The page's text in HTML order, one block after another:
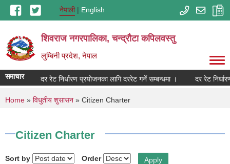
Skip to main contentनेपाली English
शिवराज नगरपालिका, चन्द्राैटा कपिलवस्तु
लुम्बिनी प्रदेश, नेपाल
समाचार
। दर रेट निर्धारण प्रयोजनका लागि दररेट गर्ने सम्बन्धमा । दर रेट
You are here
Home » विधुतीय शुसासन » Citizen Charter
Citizen Charter
Sort by Order